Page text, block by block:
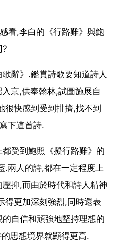
看,李白的《行路難》與鮑
?
歌辭》.鑑賞詩歌要知道詩人
京,供奉翰林,試圖施展自
很快感到受到排擠,找不到
下這首詩.
受到鮑照《擬行路難》的
.兩人的詩,都在一定程度上
抑,而由於時代和詩人精神
得更加深刻強烈,同時還表
自信和頑強地堅持理想的
思想境界就顯得更高.